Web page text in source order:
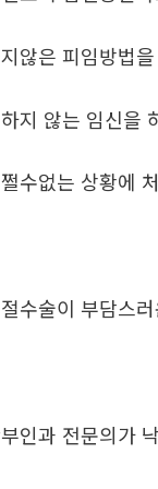
않은 피임방법
지 않는 임신을
수없는 상황에
수술이 부담스
인과 전문의가